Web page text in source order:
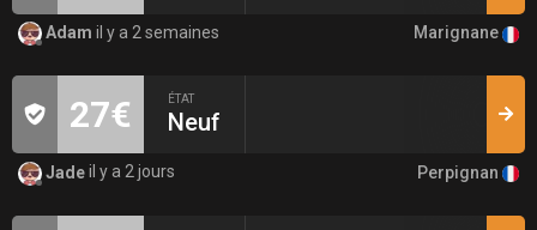
Adam il y a 2 semaines Marignane
27€ ÉTAT
Neuf
Jadeil y a 2 jours Perpignan